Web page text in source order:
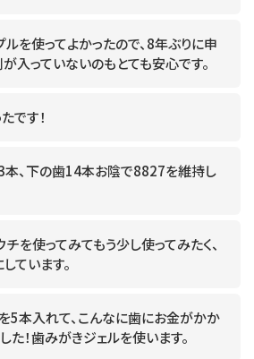
を使ってよかったので、8年ぶりに申
入っていないのもとても安心です。
です！
、下の歯14本お陰で8827を維持し
を使ってみてもう少し使ってみたく、
ています。
5本入れて、こんなに歯にお金がかか
た！歯みがきジェルを使います。